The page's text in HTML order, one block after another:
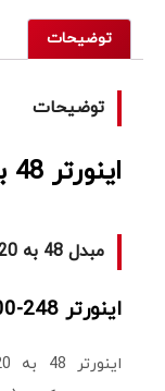
توضیحات
توضیحات
اینورتر 48 به 220 ولت 700 وات
مبدل 48 به 220 ولت 700 وات
اینورتر TS-700-248 مین ول MEAN WELL